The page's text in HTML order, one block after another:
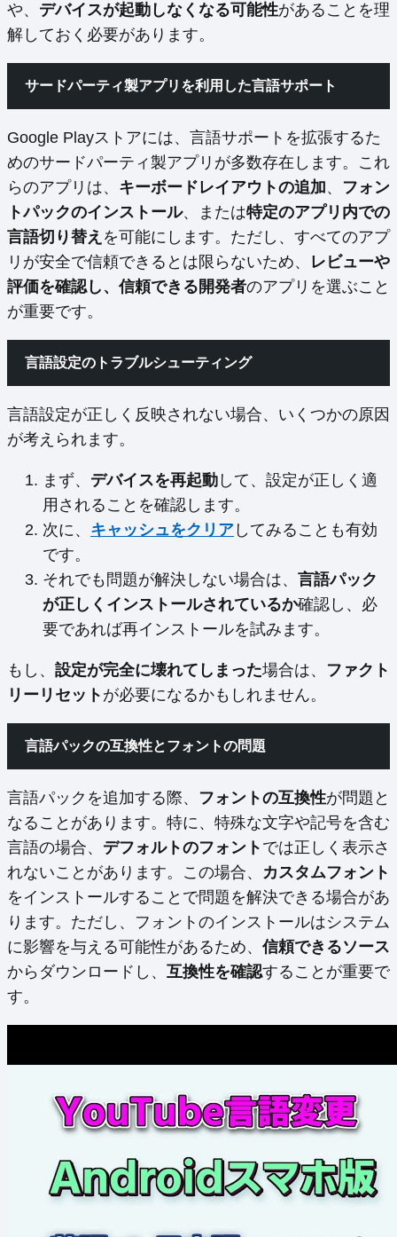
や、 デバイスが起動しなくなる可能性があることを理
解しておく必要があります。
サードパーティ製アプリを利用した言語サポート
Google Playストアには、言語サポートを拡張するた
めのサードパーティ製アプリが多数存在します。これ
らのアプリは、 キーボードレイアウトの追加、 フォン
トパックのインストール、または特定のアプリ内での
言語切り替え を可能にします。ただし、すべてのアプ
リが安全で信頼できるとは限らないため、 レビューや
評価を確認し、信頼できる開発者のアプリを選ぶこと
が重要です。
言語設定のトラブルシューティング
言語設定が正しく反映されない場合、いくつかの原因
が考えられます。
まず、 デバイスを再起動 して、設定が正しく適
用されることを確認します。
次に、 キャッシュをクリア してみることも有効
です。
それでも問題が解決しない場合は、 言語パック
が正しくインストールされているか確認し、必
要であれば再インストールを試みます。
もし、 設定が完全に壊れてしまった場合は、 ファクト
リーリセット が必要になるかもしれません。
言語パックの互換性とフォントの問題
言語パックを追加する際、 フォントの互換性が問題と
なることがあります。特に、特殊な文字や記号を含む
言語の場合、 デフォルトのフォント では正しく表示さ
れないことがあります。この場合、 カスタムフォント
をインストールすることで問題を解決できる場合があ
ります。ただし、フォントのインストールはシステム
に影響を与える可能性があるため、 信頼できるソース
からダウンロードし、 互換性を確認することが重要で
す。